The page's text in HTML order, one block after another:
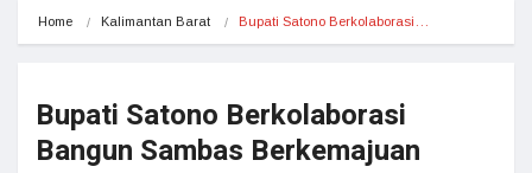
Home Kalimantan Barat Bupati Satono Berkolaborasi…
Bupati Satono Berkolaborasi
Bangun Sambas Berkemajuan